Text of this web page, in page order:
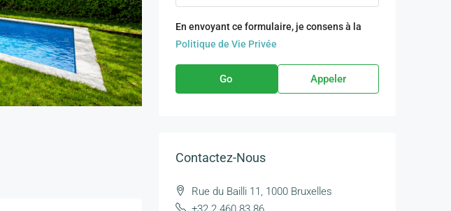
En envoyant ce formulaire, je consens à la
Politique de Vie Privée
Go Appeler
Contactez-Nous
Rue du Bailli 11, 1000 Bruxelles